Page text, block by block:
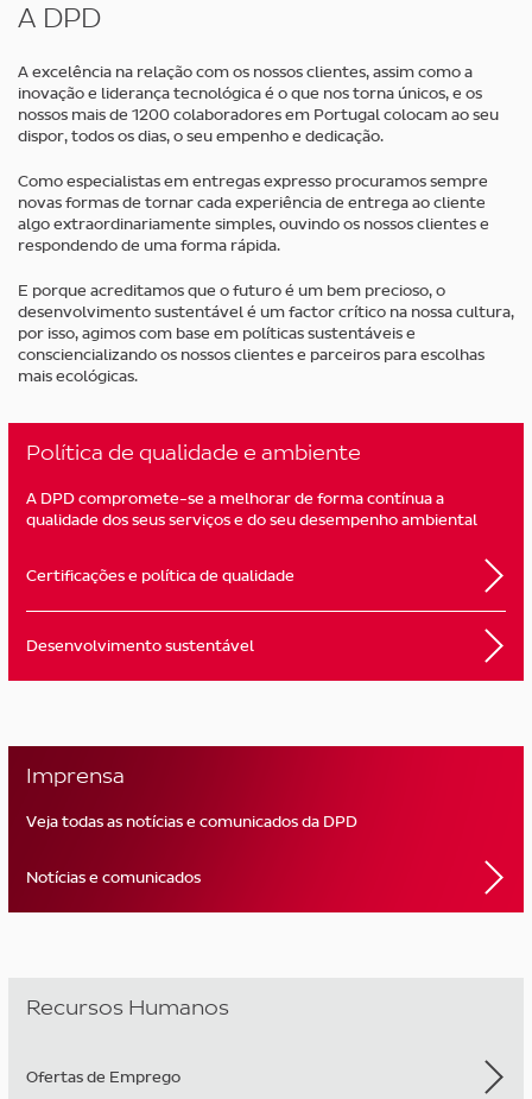
Skip
content
A DPD
A excelência na relação com os nossos clientes, assim como a
inovação e liderança tecnológica é o que nos torna únicos, e os
nossos mais de 1200 colaboradores em Portugal colocam ao seu
dispor, todos os dias, o seu empenho e dedicação.
Como especialistas em entregas expresso procuramos sempre
novas formas de tornar cada experiência de entrega ao cliente
algo extraordinariamente simples, ouvindo os nossos clientes e
respondendo de uma forma rápida.
E porque acreditamos que o futuro é um bem precioso, o
desenvolvimento sustentável é um factor crítico na nossa cultura,
por isso, agimos com base em políticas sustentáveis e
consciencializando os nossos clientes e parceiros para escolhas
mais ecológicas.
Política de qualidade e ambiente
A DPD compromete-se a melhorar de forma contínua a
qualidade dos seus serviços e do seu desempenho ambiental
Certificações e política de qualidade
Desenvolvimento sustentável
Imprensa
Veja todas as notícias e comunicados da DPD
Notícias e comunicados
Recursos Humanos
Ofertas de Emprego